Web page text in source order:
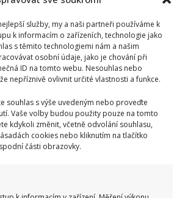
služby, my a naši partneři používáme k
k informacím o zařízeních, technologie jako
s těmito technologiemi nám a našim
osobní údaje, jako je chování při
ID na tomto webu. Nesouhlas nebo
nepříznivě ovlivnit určité vlastnosti a funkce.
souhlas s výše uvedeným nebo proveďte
Vaše volby budou použity pouze na tomto
kdykoli změnit, včetně odvolání souhlasu,
cookies nebo kliknutím na tlačítko
části obrazovky.